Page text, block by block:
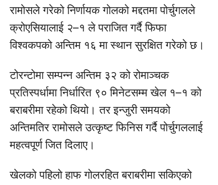
रामोसले गरेको निर्णायक गोलको मद्दतमा पोर्चुगलले
क्रोएसियालाई २–१ ले पराजित गर्दै फिफा
विश्वकपको अन्तिम १६ मा स्थान सुरक्षित गरेको छ।
टोरन्टोमा सम्पन्न अन्तिम ३२ को रोमाञ्चक
प्रतिस्पर्धामा निर्धारित ९० मिनेटसम्म खेल १–१ को
बराबरीमा रहेको थियो। तर इन्जुरी समयको
अन्तिमतिर रामोसले उत्कृष्ट फिनिस गर्दै पोर्चुगललाई
महत्वपूर्ण जित दिलाए।
खेलको पहिलो हाफ गोलरहित बराबरीमा सकिएको